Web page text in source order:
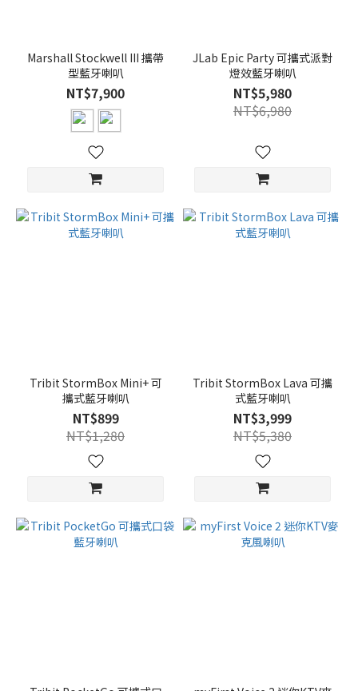
Marshall Stockwell III 攜帶
型藍牙喇叭
NT$7,900
JLab Epic Party 可攜式派對
燈效藍牙喇叭
NT$5,980
NT$6,980
Tribit StormBox Mini+ 可
攜式藍牙喇叭
NT$899
NT$1,280
Tribit StormBox Lava 可攜
式藍牙喇叭
NT$3,999
NT$5,380